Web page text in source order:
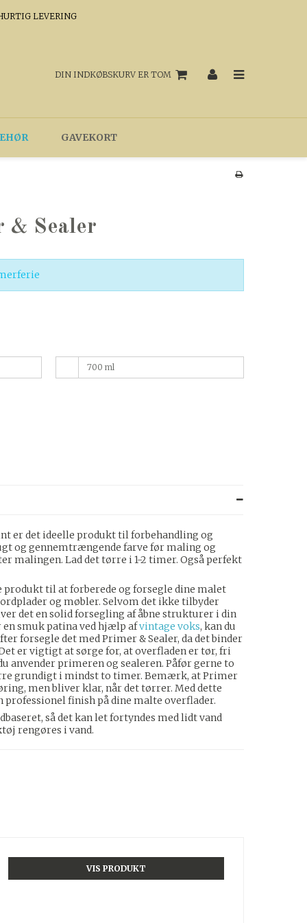
LEVERING
DIN INDKØBSKURV ER TOM
GAVEKORT
& Sealer
700 ml
er det ideelle produkt til forbehandling og
og gennemtrængende farve før maling og
malingen. Lad det tørre i 1-2 timer. Også perfekt
produkt til at forberede og forsegle dine malet
og møbler. Selvom det ikke tilbyder
det en solid forsegling af åbne strukturer i din
smuk patina ved hjælp afvintage voks, kan du
forsegle det med Primer & Sealer, da det binder
er vigtigt at sørge for, at overfladen er tør, fri
anvender primeren og sealeren. Påfør gerne to
grundigt i mindst to timer. Bemærk, at Primer
men bliver klar, når det tørrer. Med dette
finish på dine malte overflader.
så det kan let fortyndes med lidt vand
rengøres i vand.
VIS PRODUKT